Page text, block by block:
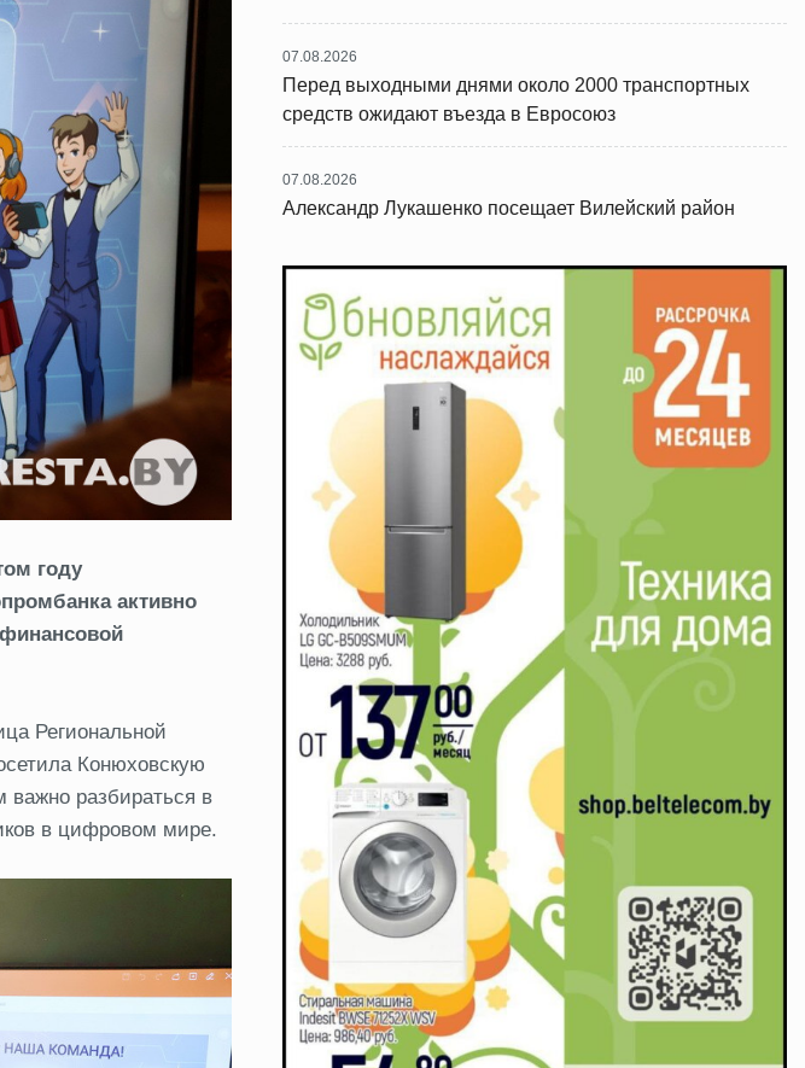
году
активно
Региональной
Конюховскую
разбираться в
в цифровом мире.
07.08.2026
Перед выходными днями около 2000 транспортных
средств ожидают въезда в Евросоюз
07.08.2026
Александр Лукашенко посещает Вилейский район